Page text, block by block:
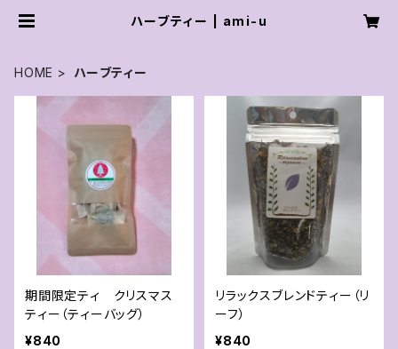
ハーブティー | ami-u
HOME ハーブティー
期間限定ティ クリスマス
ティー（ティーバッグ）
¥840
リラックスブレンドティー（リ
ーフ）
¥840